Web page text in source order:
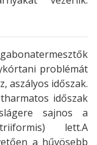
problémát
aszályos időszak.
időszak
sajnos a
lett.A
a hűvösebb